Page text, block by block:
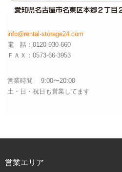
info@rental-storage24.com
電 話：0120-930-660
ＦＡＸ：0573-66-3953
営業時間 9:00〜20:00
土・日・祝日も営業してます
営業エリア